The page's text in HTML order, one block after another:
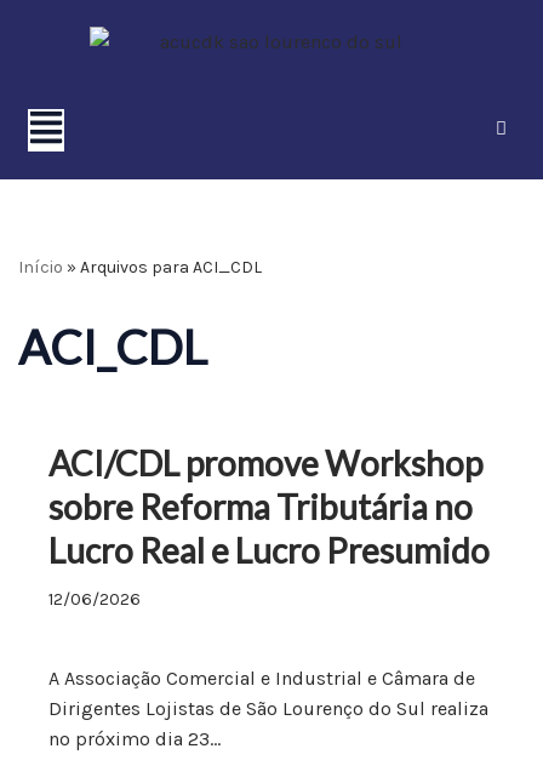
conteúdo
Início » Arquivos para ACI_CDL
ACI_CDL
ACI/CDL promove Workshop
sobre Reforma Tributária no
Lucro Real e Lucro Presumido
12/06/2026
A Associação Comercial e Industrial e Câmara de
Dirigentes Lojistas de São Lourenço do Sul realiza
no próximo dia 23…